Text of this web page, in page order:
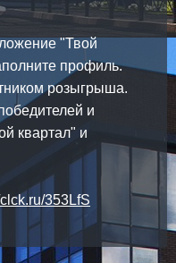
"Твой
профиль.
розыгрыша.
и
квартал" и
353LfS